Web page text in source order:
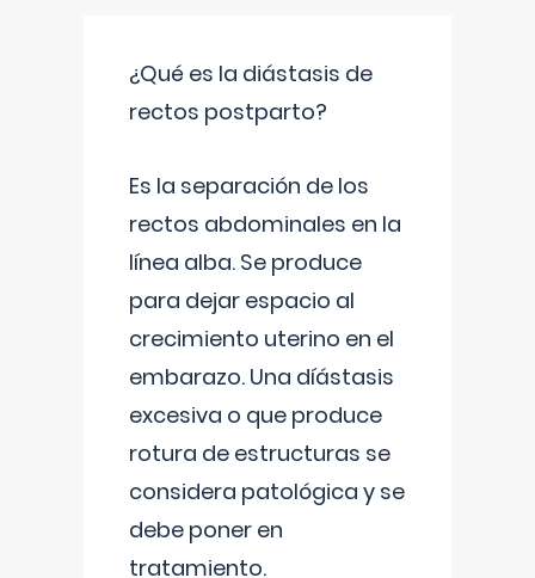
¿Qué es la diástasis de
rectos postparto?
Es la separación de los
rectos abdominales en la
línea alba. Se produce
para dejar espacio al
crecimiento uterino en el
embarazo. Una díástasis
excesiva o que produce
rotura de estructuras se
considera patológica y se
debe poner en
tratamiento.